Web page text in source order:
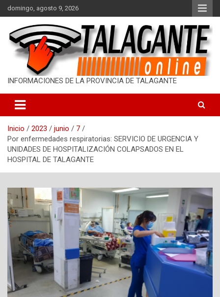
a
t
o
domingo, agosto 9, 2026
INFORMACIONES DE LA PROVINCIA DE TALAGANTE
Inicio 2023 junio
7
Por enfermedades respiratorias: SERVICIO DE URGENCIA Y
UNIDADES DE HOSPITALIZACIÓN COLAPSADOS EN EL
HOSPITAL DE TALAGANTE